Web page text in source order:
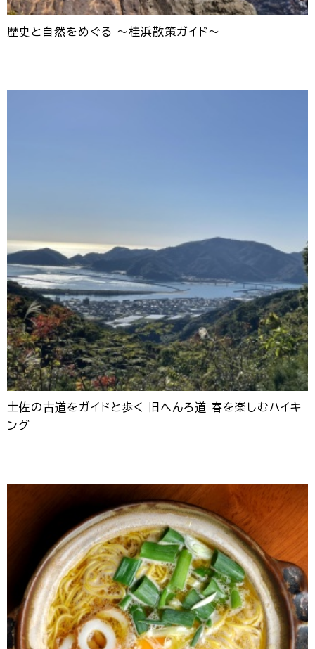
歴史と自然をめぐる 〜桂浜散策ガイド〜
土佐の古道をガイドと歩く 旧へんろ道 春を楽しむハイキ
ング